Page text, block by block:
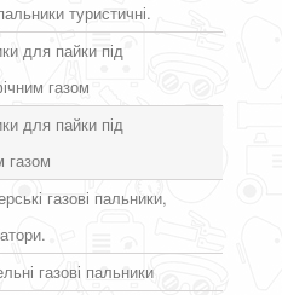
туристичні.
для пайки під
газом
для пайки під
газом
газові пальники,
газові пальники